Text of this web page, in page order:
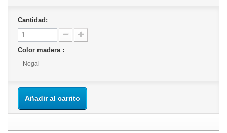
Cantidad:
Color madera :
Nogal
Añadir al carrito